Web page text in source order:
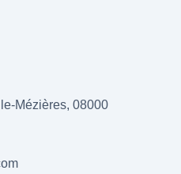
Mézières, 08000